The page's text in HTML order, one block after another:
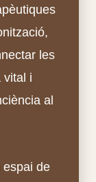
les
vital i
al
espai de